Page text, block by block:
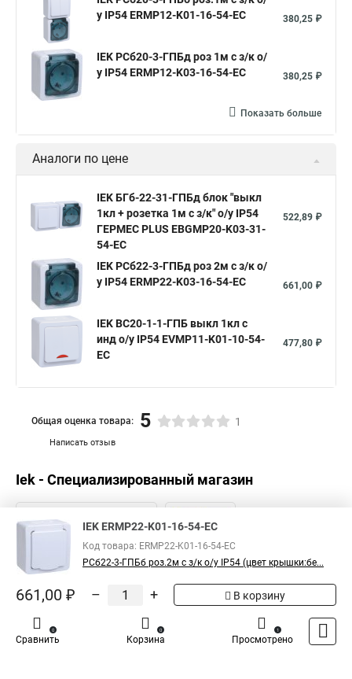
у IP54 ERMP12-K01-16-54-EC
380,25 ₽
IEK РСб20-3-ГПБд роз 1м с з/к о/
у IP54 ERMP12-K03-16-54-EC
380,25 ₽
Показать больше
Аналоги по цене
IEK БГб-22-31-ГПБд блок "выкл
1кл + розетка 1м с з/к" о/у IP54
ГЕРМЕС PLUS EBGMP20-K03-31-
54-EC
522,89 ₽
IEK РСб22-3-ГПБд роз 2м с з/к о/
у IP54 ERMP22-K03-16-54-EC
661,00 ₽
IEK ВС20-1-1-ГПБ выкл 1кл с
инд о/у IP54 EVMP11-K01-10-54-
EC
477,80 ₽
Написать отзыв
Общая оценка товара: 5 1
Iek - Специализированный магазин
IEK ERMP22-K01-16-54-EC
Код товара: ERMP22-K01-16-54-EC
РСб22-3-ГПБб роз.2м с з/к о/у IP54 (цвет крышки:бе...
661,00 ₽ – + В корзину
Сравнить
0
Корзина
0
Просмотрено
1